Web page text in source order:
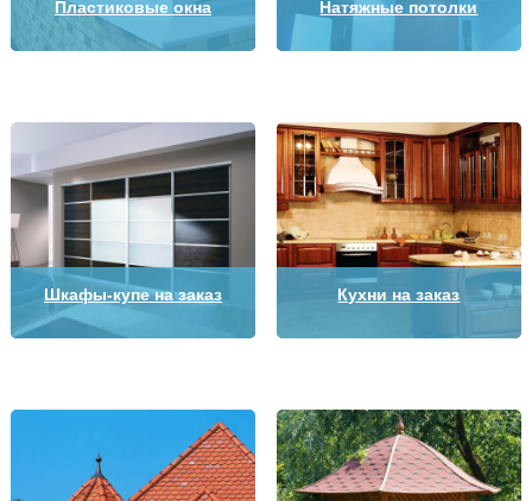
Пластиковые окна Натяжные потолки
Шкафы-купе на заказ Кухни на заказ